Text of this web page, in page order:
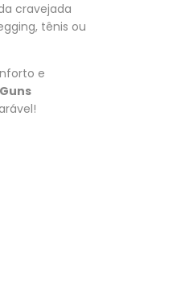
cravejada
tênis ou
e